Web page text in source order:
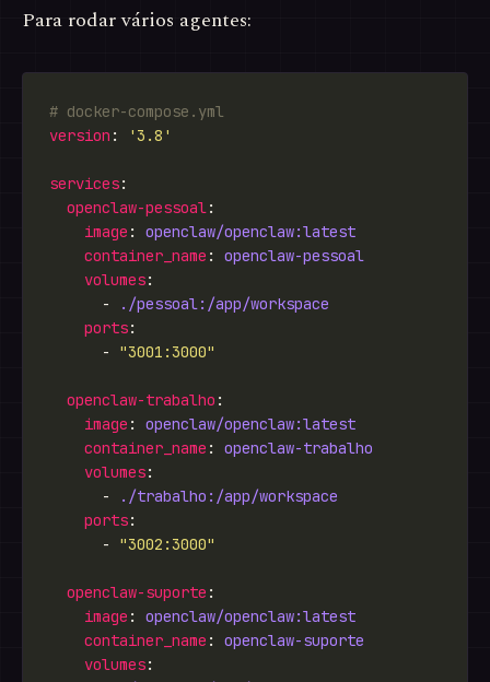
Para rodar vários agentes:
# docker-compose.yml
version : '3.8'
services
openclaw-pessoal
image : openclaw/openclaw:latest
container_name : openclaw-pessoal
volumes
      -
./pessoal:/app/workspace
ports
      -
"3001:3000"
openclaw-trabalho
image : openclaw/openclaw:latest
container_name : openclaw-trabalho
volumes
      -
./trabalho:/app/workspace
ports
      -
"3002:3000"
openclaw-suporte
image : openclaw/openclaw:latest
container_name : openclaw-suporte
volumes